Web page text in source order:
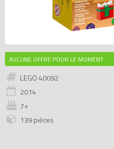
AUCUNE OFFRE POUR LE MOMENT
LEGO 40092
2014
7+
139 pièces